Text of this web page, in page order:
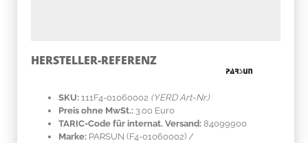
HERSTELLER-REFERENZ
SKU: 111F4-01060002 (YERD Art-Nr.)
Preis ohne MwSt.: 3.00 Euro
TARIC-Code für internat. Versand: 84099900
Marke: PARSUN (F4-01060002) /